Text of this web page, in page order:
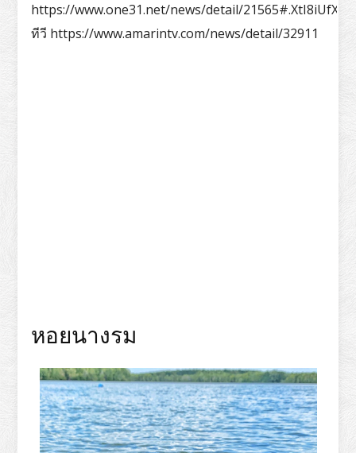
https://www.one31.net/news/detail/
ทีวี https://www.amarintv.com/news/detail/32911
หอยนางรม